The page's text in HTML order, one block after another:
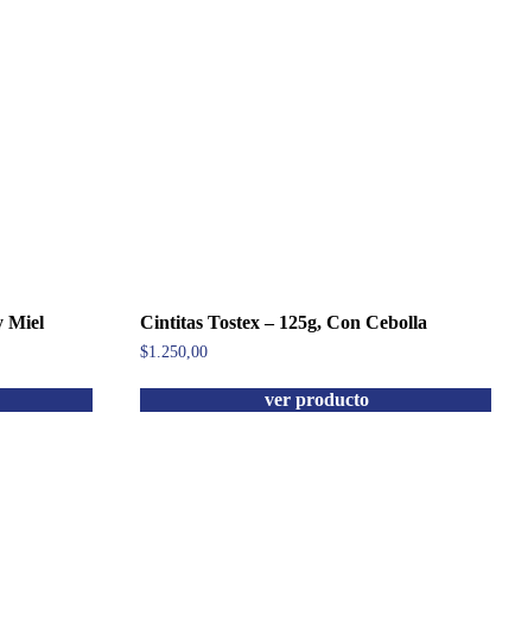
Miel Cintitas Tostex – 125g, Con Cebolla
$1.250,00
ver producto